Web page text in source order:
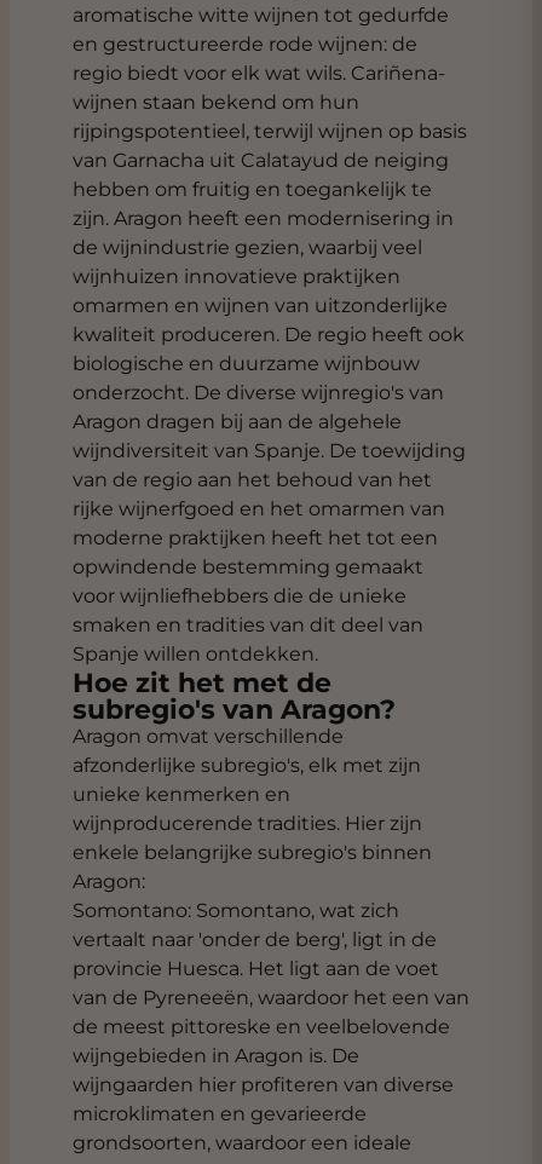
aromatische witte wijnen tot gedurfde
en gestructureerde rode wijnen: de
regio biedt voor elk wat wils. Cariñena-
wijnen staan bekend om hun
rijpingspotentieel, terwijl wijnen op basis
van Garnacha uit Calatayud de neiging
hebben om fruitig en toegankelijk te
zijn. Aragon heeft een modernisering in
de wijnindustrie gezien, waarbij veel
wijnhuizen innovatieve praktijken
omarmen en wijnen van uitzonderlijke
kwaliteit produceren. De regio heeft ook
biologische en duurzame wijnbouw
onderzocht. De diverse wijnregio's van
Aragon dragen bij aan de algehele
wijndiversiteit van Spanje. De toewijding
van de regio aan het behoud van het
rijke wijnerfgoed en het omarmen van
moderne praktijken heeft het tot een
opwindende bestemming gemaakt
voor wijnliefhebbers die de unieke
smaken en tradities van dit deel van
Spanje willen ontdekken.
Hoe zit het met de
subregio's van Aragon?
Aragon omvat verschillende
afzonderlijke subregio's, elk met zijn
unieke kenmerken en
wijnproducerende tradities. Hier zijn
enkele belangrijke subregio's binnen
Aragon:
Somontano: Somontano, wat zich
vertaalt naar 'onder de berg', ligt in de
provincie Huesca. Het ligt aan de voet
van de Pyreneeën, waardoor het een van
de meest pittoreske en veelbelovende
wijngebieden in Aragon is. De
wijngaarden hier profiteren van diverse
microklimaten en gevarieerde
grondsoorten, waardoor een ideale